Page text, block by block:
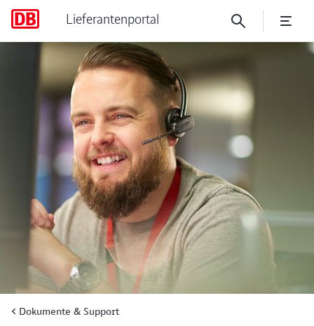
Häufige gestellte Fragen
Lieferantenportal
Dokumente & Support